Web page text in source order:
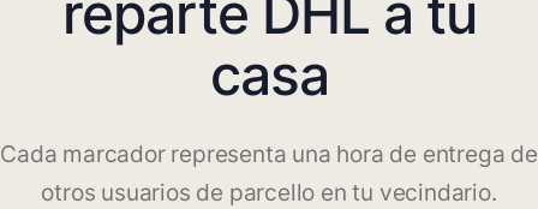
casa
Cada marcador representa una hora de entrega de
otros usuarios de parcello en tu vecindario.